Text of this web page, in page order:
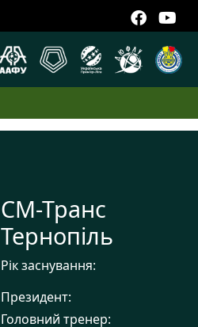
СМ-Транс
Тернопіль
Рік заснування:
Президент:
Головний тренер: